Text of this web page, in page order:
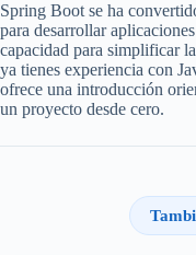
Spring Boot se ha
para desarrollar
capacidad para simplificar
ya tienes experiencia con
ofrece una introducción
un proyecto desde cero.